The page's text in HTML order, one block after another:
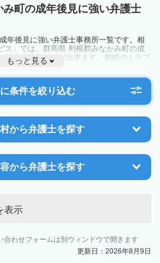
町の成年後見に強い弁護士
年後見に強い弁護士事務所一覧です。相
ス」では、群馬県 利根郡みなかみ町の成
一覧で見ることが出来ます。相続のトラブ
一度近隣の弁護士に相談してみましょう。
もっと見る
条件を絞り込む
から弁護士を探す
から弁護士を探す
表示
合わせフォームは別ウィンドウで開きます
更新日：2026年8月9日